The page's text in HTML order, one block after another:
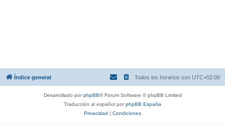
Índice general Todos los horarios son UTC+02:00
Desarrollado porphpBB® Forum Software © phpBB Limited
Traducción al español porphpBB España
Privacidad | Condiciones